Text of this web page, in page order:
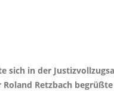
sich in der
Retzbach begrüßte